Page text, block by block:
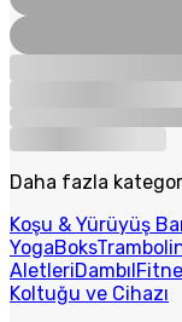
Daha fazla
Koşu & Yürüyüş
YogaBoks
AletleriDambıl
Koltuğu ve Cihazı